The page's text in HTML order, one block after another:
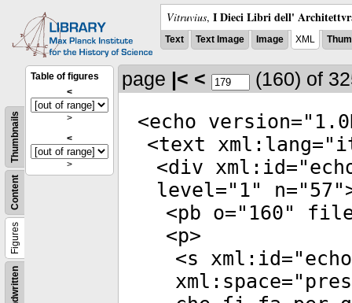
Vitruvius, I Dieci Libri dell'
Text Text Image Image XML
Figures
Content
Thumbnails
Table of figures
<
>
<
>
page |< < (160) of
<echo version="
<text xml:lang="
<div xml:id="
level=" 1" n="57
<pb o=" 160"
<p>
<s xml:id="
xml:space="